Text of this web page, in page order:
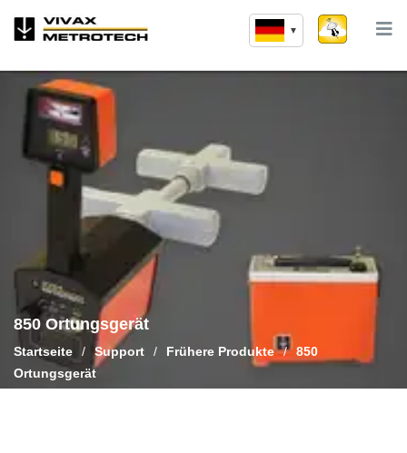
Inhalt
850 Ortungsgerät
Startseite / Support / Frühere Produkte /
850
Ortungsgerät